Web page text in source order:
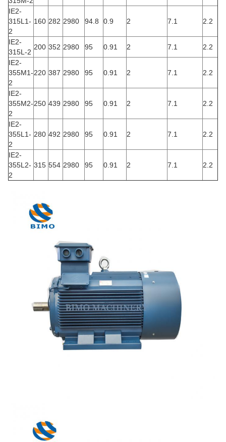
IE2-
315L1-
2
160 282 2980 94.8 0.9 2 7.1 2.2
IE2-
315L-2
200 352 2980 95 0.91 2 7.1
2.2
IE2-
355M1-
2
220 387 2980 95 0.91 2 7.1 2.2
IE2-
355M2-
2
250 439 2980 95 0.91 2 7.1 2.2
IE2-
355L1-
2
280 492 2980 95 0.91 2 7.1 2.2
IE2-
355L2-
2
315 554 2980 95 0.91 2 7.1 2.2